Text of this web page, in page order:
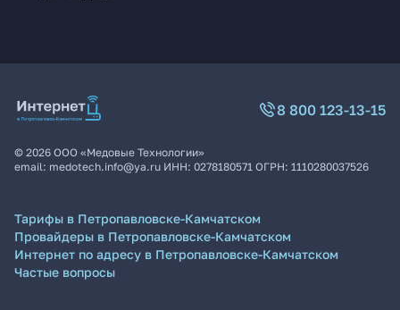
8 800 123-13-15
© 2026 ООО «Медовые Технологии»
email: medotech.info@ya.ru ИНН: 0278180571 ОГРН: 1110280037526
Тарифы в Петропавловске-Камчатском
Провайдеры в Петропавловске-Камчатском
Интернет по адресу в Петропавловске-Камчатском
Частые вопросы